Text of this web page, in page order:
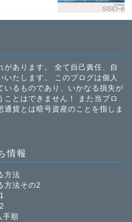
があります。 全て自己責任、自
いたします。 このブログは個人
いるものであり、いかなる損失が
ことはできません！ また当ブロ
通貨とは暗号資産のことを指しま
情報
方法
方法その2
手順